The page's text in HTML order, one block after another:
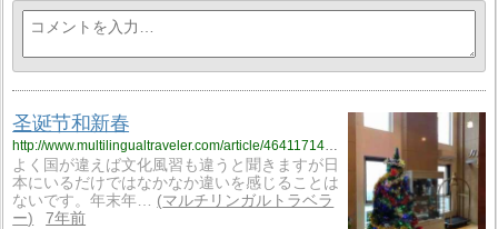
圣诞节和新春
http://www.multilingualtraveler.com/article/464117147.html
よく国が違えば文化風習も違うと聞きますが日
本にいるだけではなかなか違いを感じることは
ないです。年末年…
マルチリンガルトラベラ
ー
7年前